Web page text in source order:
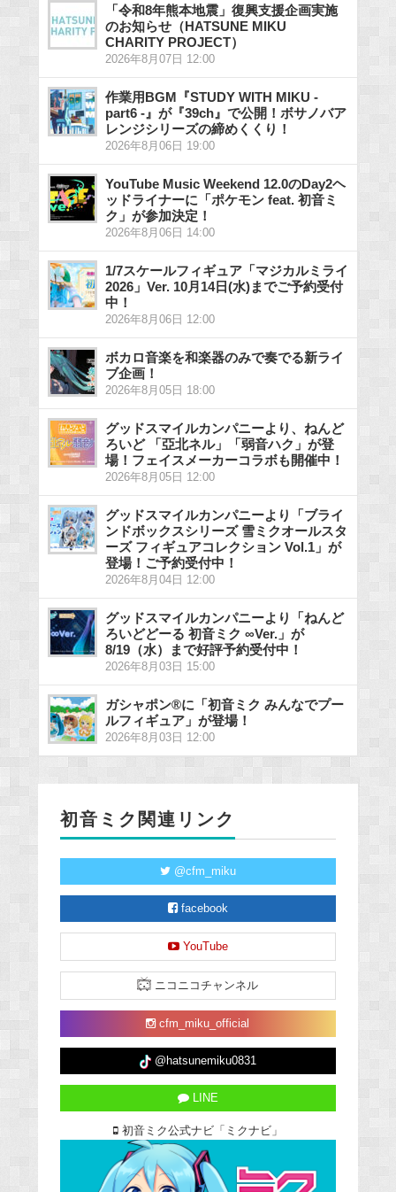
「令和8年熊本地震」復興支援企画実施
のお知らせ（HATSUNE MIKU
CHARITY PROJECT）
2026年8月07日 12:00
作業用BGM『STUDY WITH MIKU -
part6 -』が『39ch』で公開！ボサノバア
レンジシリーズの締めくくり！
2026年8月06日 19:00
YouTube Music Weekend 12.0のDay2ヘ
ッドライナーに「ポケモン feat. 初音ミ
ク」が参加決定！
2026年8月06日 14:00
1/7スケールフィギュア「マジカルミライ
2026」Ver. 10月14日(水)までご予約受付
中！
2026年8月06日 12:00
ボカロ音楽を和楽器のみで奏でる新ライ
ブ企画！
2026年8月05日 18:00
グッドスマイルカンパニーより、ねんど
ろいど 「亞北ネル」「弱音ハク」が登
場！フェイスメーカーコラボも開催中！
2026年8月05日 12:00
グッドスマイルカンパニーより「ブライ
ンドボックスシリーズ 雪ミクオールスタ
ーズ フィギュアコレクション Vol.1」が
登場！ご予約受付中！
2026年8月04日 12:00
グッドスマイルカンパニーより「ねんど
ろいどどーる 初音ミク ∞Ver.」が
8/19（水）まで好評予約受付中！
2026年8月03日 15:00
ガシャポン®に「初音ミク みんなでプー
ルフィギュア」が登場！
2026年8月03日 12:00
初音ミク関連リンク
@cfm_miku
facebook
YouTube
ニコニコチャンネル
cfm_miku_official
@hatsunemiku0831
LINE
初音ミク公式ナビ「ミクナビ」